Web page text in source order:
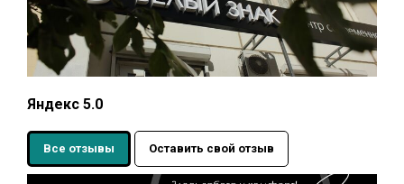
Яндекс 5.0
Все отзывы Оставить свой отзыв